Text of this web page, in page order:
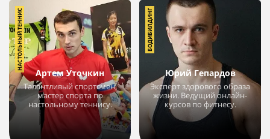
Артем Уточкин
Талантливый спортсмен,
мастер спорта по
настольному теннису.
18437
НАСТОЛЬНЫЙ ТЕННИС
Юрий Гепардов
Эксперт здорового образа
жизни. Ведущий онлайн-
курсов по фитнесу.
БОДИБИЛДИНГ